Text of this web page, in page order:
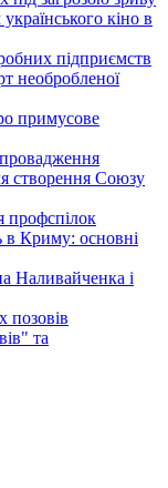
кіно в
підприємств
необробленої
примусове
створення Союзу
профспілок
в Криму: основні
Наливайченка і
позовів
та